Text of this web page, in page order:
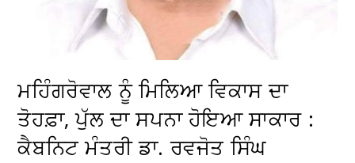
ਮਹਿੰਗਰੋਵਾਲ ਨੂੰ ਮਿਲਿਆ ਵਿਕਾਸ ਦਾ
ਤੋਹਫ਼ਾ, ਪੁੱਲ ਦਾ ਸਪਨਾ ਹੋਇਆ ਸਾਕਾਰ :
ਕੈਬਨਿਟ ਮੰਤਰੀ ਡਾ. ਰਵਜੋਤ ਸਿੰਘ